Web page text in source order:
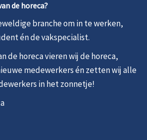
de horeca?
branche om in te werken,
én de vakspecialist.
de horeca vieren wij de horeca,
medewerkers én zetten wij alle
in het zonnetje!